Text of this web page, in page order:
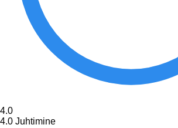
4.0
4.0 Juhtimine